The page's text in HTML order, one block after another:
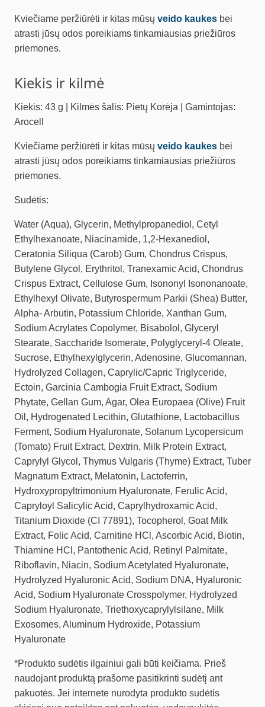
Kviečiame peržiūrėti ir kitas mūsų veido kaukes bei
atrasti jūsų odos poreikiams tinkamiausias priežiūros
priemones.
Kiekis ir kilmė
Kiekis: 43 g | Kilmės šalis: Pietų Korėja | Gamintojas:
Arocell
Kviečiame peržiūrėti ir kitas mūsų veido kaukes bei
atrasti jūsų odos poreikiams tinkamiausias priežiūros
priemones.
Sudėtis:
Water (Aqua), Glycerin, Methylpropanediol, Cetyl
Ethylhexanoate, Niacinamide, 1,2-Hexanediol,
Ceratonia Siliqua (Carob) Gum, Chondrus Crispus,
Butylene Glycol, Erythritol, Tranexamic Acid, Chondrus
Crispus Extract, Cellulose Gum, Isononyl Isononanoate,
Ethylhexyl Olivate, Butyrospermum Parkii (Shea) Butter,
Alpha- Arbutin, Potassium Chloride, Xanthan Gum,
Sodium Acrylates Copolymer, Bisabolol, Glyceryl
Stearate, Saccharide Isomerate, Polyglyceryl-4 Oleate,
Sucrose, Ethylhexylglycerin, Adenosine, Glucomannan,
Hydrolyzed Collagen, Caprylic/Capric Triglyceride,
Ectoin, Garcinia Cambogia Fruit Extract, Sodium
Phytate, Gellan Gum, Agar, Olea Europaea (Olive) Fruit
Oil, Hydrogenated Lecithin, Glutathione, Lactobacillus
Ferment, Sodium Hyaluronate, Solanum Lycopersicum
(Tomato) Fruit Extract, Dextrin, Milk Protein Extract,
Caprylyl Glycol, Thymus Vulgaris (Thyme) Extract, Tuber
Magnatum Extract, Melatonin, Lactoferrin,
Hydroxypropyltrimonium Hyaluronate, Ferulic Acid,
Capryloyl Salicylic Acid, Caprylhydroxamic Acid,
Titanium Dioxide (CI 77891), Tocopherol, Goat Milk
Extract, Folic Acid, Carnitine HCl, Ascorbic Acid, Biotin,
Thiamine HCl, Pantothenic Acid, Retinyl Palmitate,
Riboflavin, Niacin, Sodium Acetylated Hyaluronate,
Hydrolyzed Hyaluronic Acid, Sodium DNA, Hyaluronic
Acid, Sodium Hyaluronate Crosspolymer, Hydrolyzed
Sodium Hyaluronate, Triethoxycaprylylsilane, Milk
Exosomes, Aluminum Hydroxide, Potassium
Hyaluronate
*Produkto sudėtis ilgainiui gali būti keičiama. Prieš
naudojant produktą prašome pasitikrinti sudėtį ant
pakuotės. Jei internete nurodyta produkto sudėtis